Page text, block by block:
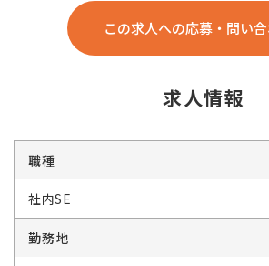
この求人への応募・問い
求人情報
職種
社内SE
勤務地